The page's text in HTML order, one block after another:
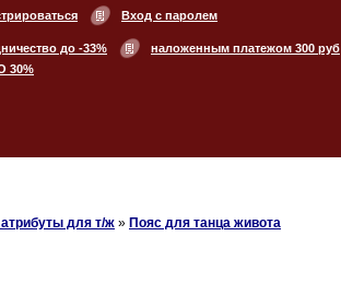
Вход с паролем
до -33% наложенным платежом 300 руб
30%
для т/ж » Пояс для танца живота